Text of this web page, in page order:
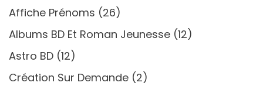
Affiche Prénoms (26)
Albums BD Et Roman Jeunesse (12)
Astro BD (12)
Création Sur Demande (2)